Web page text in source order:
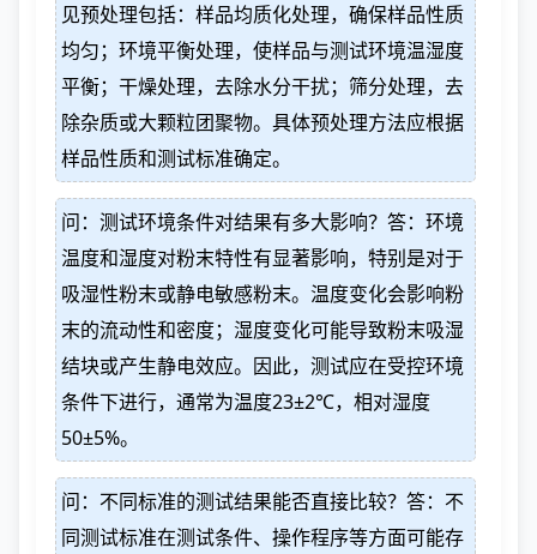
见预处理包括：样品均质化处理，确保样品性质
均匀；环境平衡处理，使样品与测试环境温湿度
平衡；干燥处理，去除水分干扰；筛分处理，去
除杂质或大颗粒团聚物。具体预处理方法应根据
样品性质和测试标准确定。
问：测试环境条件对结果有多大影响？答：环境
温度和湿度对粉末特性有显著影响，特别是对于
吸湿性粉末或静电敏感粉末。温度变化会影响粉
末的流动性和密度；湿度变化可能导致粉末吸湿
结块或产生静电效应。因此，测试应在受控环境
条件下进行，通常为温度23±2℃，相对湿度
50±5%。
问：不同标准的测试结果能否直接比较？答：不
同测试标准在测试条件、操作程序等方面可能存